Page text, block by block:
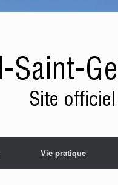
Vie pratique